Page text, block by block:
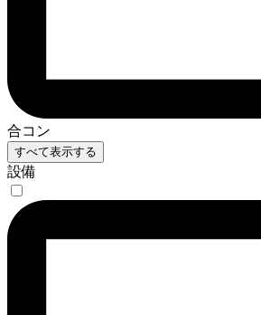
合コン
すべて表示する
設備